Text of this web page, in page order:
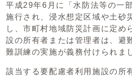
平成29年6月に「水防法等の一
施行され、浸水想定区域や土砂
し、市町村地域防災計画に定め
設の所有者または管理者は、避
難訓練の実施が義務付けられま
該当する要配慮者利用施設の所